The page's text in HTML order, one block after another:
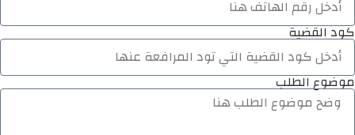
كود القضية
موضوع الطلب